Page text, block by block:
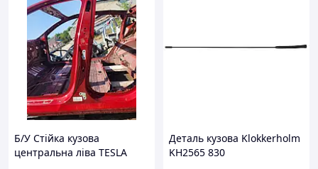
Б/У Стійка кузова
центральна ліва TESLA
Деталь кузова Klokkerholm
KH2565 830